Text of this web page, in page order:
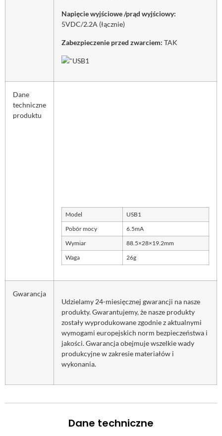
Napięcie wyjściowe /prąd wyjściowy:
5VDC/2.2A (łącznie)
Zabezpieczenie przed zwarciem: TAK
Dane
techniczne
produktu
Model USB1
Pobór mocy 6.5mA
Wymiar 88.5×28×19.2mm
Waga 26g
Gwarancja
Udzielamy 24-miesięcznej gwarancji na nasze
produkty. Gwarantujemy, że nasze produkty
zostały wyprodukowane zgodnie z aktualnymi
wymogami europejskich norm bezpieczeństwa i
jakości. Gwarancja obejmuje wszelkie wady
produkcyjne w zakresie materiałów i
wykonania.
Dane techniczne